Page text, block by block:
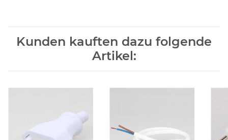
Kunden kauften dazu folgende
Artikel: